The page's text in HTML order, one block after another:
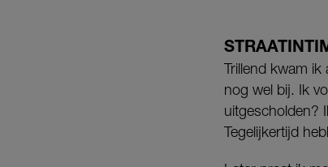
Trillend kwam
nog wel bij. Ik
uitgescholden?
Tegelijkertijd